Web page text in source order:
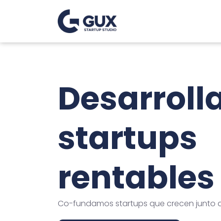
startups
rentables
Co-fundamos startups que crecen junto